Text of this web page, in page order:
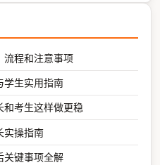
流程和注意事项
学生实用指南
考生这样做更稳
实操指南
关键事项全解